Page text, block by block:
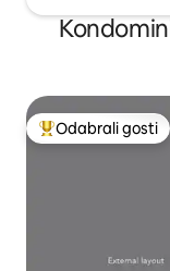
Među najviše
Odabrali gosti